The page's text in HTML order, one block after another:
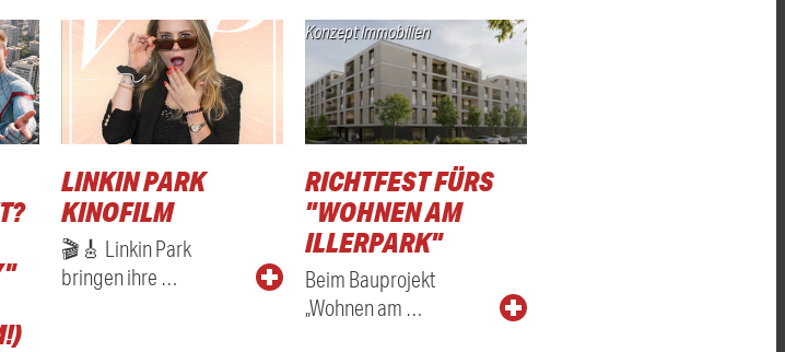
LINKIN PARK
KINOFILM
🎬🎸 Linkin Park
bringen ihre …
Konzept Immobilien
RICHTFEST FÜRS
"WOHNEN AM
ILLERPARK"
Beim Bauprojekt
„Wohnen am …